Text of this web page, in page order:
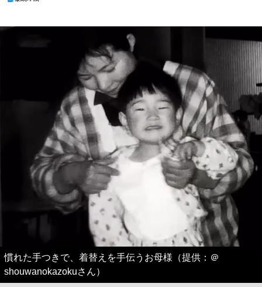
慣れた手つきで、着替えを手伝うお母様（提供：＠
shouwanokazokuさん）